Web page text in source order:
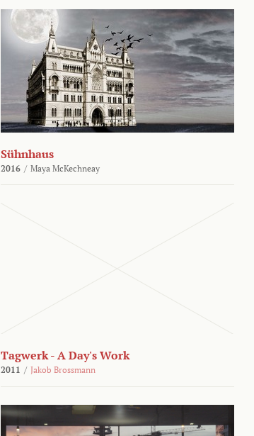
Sühnhaus
2016 / Maya McKechneay
Tagwerk - A Day's Work
2011 / Jakob Brossmann